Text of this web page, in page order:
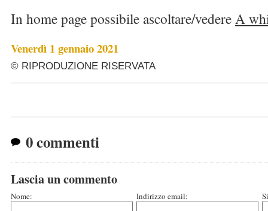
In home page possibile ascoltare/vedereA
Venerdì 1 gennaio 2021
© RIPRODUZIONE RISERVATA
0 commenti
Lascia un commento
Nome: Indirizzo email: